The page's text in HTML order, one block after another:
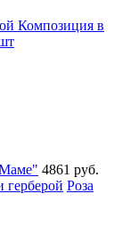
Композиция в
4861 руб.
герберой Роза